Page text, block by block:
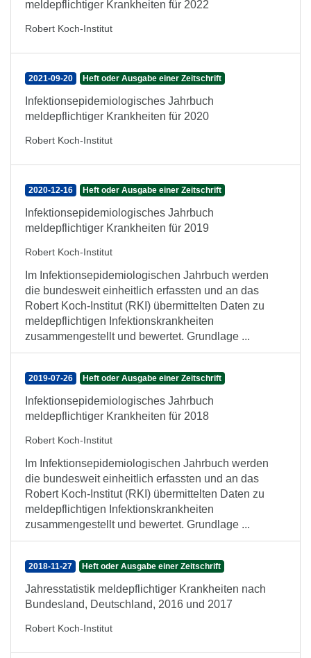
meldepflichtiger Krankheiten für 2022
Robert Koch-Institut
2021-09-20 Heft oder Ausgabe einer Zeitschrift
Infektionsepidemiologisches Jahrbuch
meldepflichtiger Krankheiten für 2020
Robert Koch-Institut
2020-12-16 Heft oder Ausgabe einer Zeitschrift
Infektionsepidemiologisches Jahrbuch
meldepflichtiger Krankheiten für 2019
Robert Koch-Institut
Im Infektionsepidemiologischen Jahrbuch werden
die bundesweit einheitlich erfassten und an das
Robert Koch-Institut (RKI) übermittelten Daten zu
meldepflichtigen Infektionskrankheiten
zusammengestellt und bewertet. Grundlage ...
2019-07-26 Heft oder Ausgabe einer Zeitschrift
Infektionsepidemiologisches Jahrbuch
meldepflichtiger Krankheiten für 2018
Robert Koch-Institut
Im Infektionsepidemiologischen Jahrbuch werden
die bundesweit einheitlich erfassten und an das
Robert Koch-Institut (RKI) übermittelten Daten zu
meldepflichtigen Infektionskrankheiten
zusammengestellt und bewertet. Grundlage ...
2018-11-27 Heft oder Ausgabe einer Zeitschrift
Jahresstatistik meldepflichtiger Krankheiten nach
Bundesland, Deutschland, 2016 und 2017
Robert Koch-Institut